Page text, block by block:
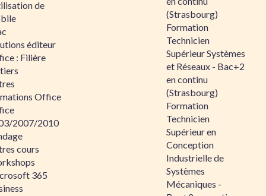
de
éditeur
: Filière
Office
2007/2010
cours
365
(Strasbourg)
Formation
Technicien
Supérieur Systèmes
et Réseaux - Bac+2
en continu
(Strasbourg)
Formation
Technicien
Supérieur en
Conception
Industrielle de
Systèmes
Mécaniques -